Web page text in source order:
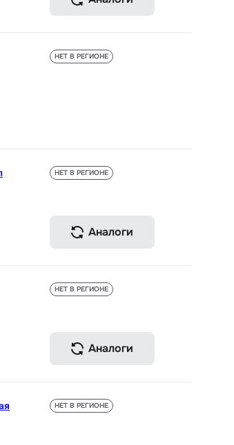
НЕТ В РЕГИОНЕ
НЕТ В РЕГИОНЕ
Аналоги
НЕТ В РЕГИОНЕ
Аналоги
НЕТ В РЕГИОНЕ